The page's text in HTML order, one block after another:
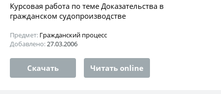
Курсовая работа по теме Доказательства в
гражданском судопроизводстве
Предмет: Гражданский процесс
Добавлено:27.03.2006
Скачать Читать online